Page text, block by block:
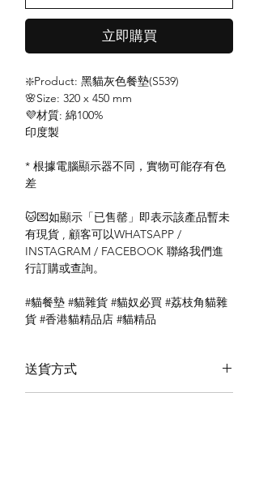
立即購買
❇️Product: 黑貓灰色餐墊(S539)
🌸Size: 320 x 450 mm
💜材質: 綿100%
印度製
* 根據電腦顯示器不同，實物可能存有色
差
🐱💌如顯示「已售罄」即表示該產品暫未
有現貨 , 顧客可以WHATSAPP /
INSTAGRAM / FACEBOOK 聯絡我們進
行訂購或查詢。
#貓餐墊 #貓雜貨 #貓奴必買 #荔枝角貓雜
貨 #香港貓精品店 #貓精品
送貨方式